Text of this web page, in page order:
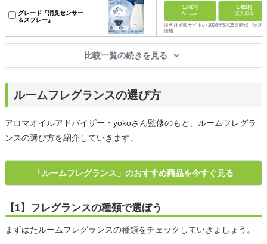
グレード『消臭センサー
＆スプレー』
1,646円
Amazon
1,422円
楽天市場
※各社通販サイトの 2026年5月25日時点 での税
価格
比較一覧の続きを見る
ルームフレグランスの選び方
アロマオイルアドバイザー・yokoさん監修のもと、ルームフレグラ
ンスの選び方を紹介していきます。
「ルームフレグランス」のおすすめ商品を今すぐ見る
【1】フレグランスの種類で選ぼう
まずはたルームフレグランスの種類をチェックしていきましょう。